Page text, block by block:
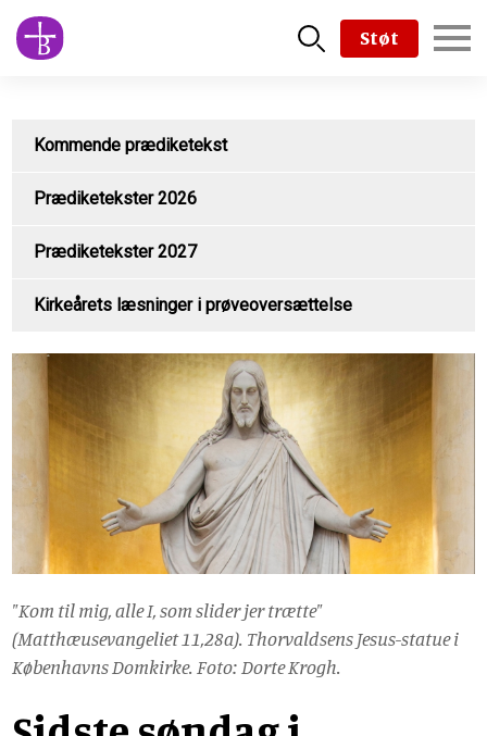
Skip
to
Støt
Kommende prædiketekst
Prædiketekster 2026
Prædiketekster 2027
Kirkeårets læsninger i prøveoversættelse
"Kom til mig, alle I, som slider jer trætte"
(Matthæusevangeliet 11,28a). Thorvaldsens Jesus-statue i
Københavns Domkirke. Foto: Dorte Krogh.